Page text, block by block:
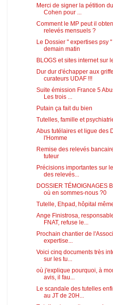
Merci de signer la pétition
Cohen pour ...
Comment le MP peut il
relevés mensuels ?
Le Dossier " expertises psy
demain matin
BLOGS et sites internet sur
Dur dur d'échapper aux
curateurs UDAF !!!
Suite émission France 5
Les trois ...
Putain ça fait du bien
Tutelles, famille et
Abus tutélaires et ligue des
l'Homme
Remise des relevés
tuteur
Précisions importantes sur
des relevés...
DOSSIER TÉMOIGNAGES
où en sommes-nous ?0
Tutelle, Ehpad, hôpital
Ange Finistrosa,
FNAT, refuse le...
Prochain chantier de
expertise...
Voici cinq documents très
sur les tu...
où j'explique pourquoi, à
avis, il fau...
Le scandale des tutelles
au JT de 20H...